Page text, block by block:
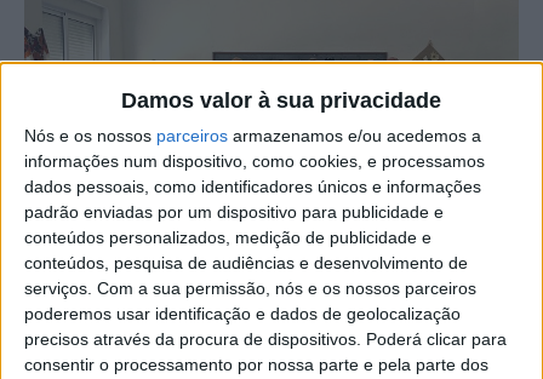
Damos valor à sua privacidade
Nós e os nossos parceiros armazenamos e/ou acedemos a
informações num dispositivo, como cookies, e processamos
dados pessoais, como identificadores únicos e informações
padrão enviadas por um dispositivo para publicidade e
conteúdos personalizados, medição de publicidade e
conteúdos, pesquisa de audiências e desenvolvimento de
serviços. Com a sua permissão, nós e os nossos parceiros
poderemos usar identificação e dados de geolocalização
precisos através da procura de dispositivos. Poderá clicar para
consentir o processamento por nossa parte e pela parte dos
Foram assinados, em Pedrógão de São Pedro, no
concelho de Penamacor, os protocolos de cedência de
instalações à Associação Sabor é Connosco – Grupo de